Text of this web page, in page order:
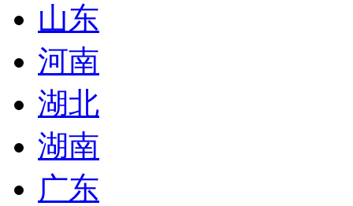
山东
河南
湖北
湖南
广东